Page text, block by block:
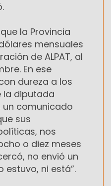
la Provincia
mensuales
de ALPAT, al
En ese
dureza a los
la diputada
un comunicado
sus
nos
o diez meses
no envió un
estuvo, ni está”.